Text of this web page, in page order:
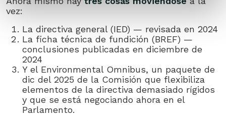
vez:
La directiva general (IED) — revisada en 2024
La ficha técnica de fundición (BREF) —
conclusiones publicadas en diciembre de
2024
Y el Environmental Omnibus, un paquete de
dic del 2025 de la Comisión que flexibiliza
elementos de la directiva demasiado rígidos
y que se está negociando ahora en el
Parlamento.